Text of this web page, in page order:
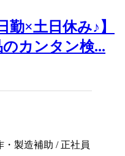
勤×土日休み♪】
カンタン検...
・製造補助 / 正社員